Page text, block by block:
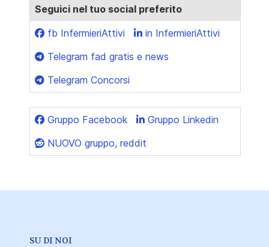
Seguici nel tuo social preferito
fb InfermieriAttivi
in InfermieriAttivi
Telegram fad gratis e news
Telegram Concorsi
Gruppo Facebook
Gruppo Linkedin
NUOVO gruppo, reddit
SU DI NOI